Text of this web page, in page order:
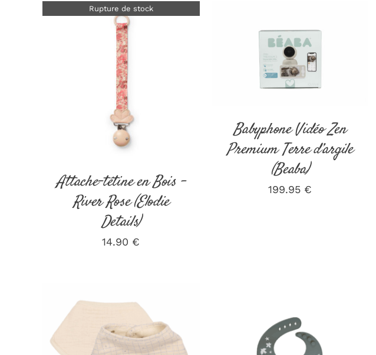
Rupture de stock
DÉTAILS
Attache-tétine en Bois –
River Rose (Elodie
Details)
14.90 €
AJOUTER AU PANIER
DÉTAILS
Babyphone Vidéo Zen
Premium Terre d’argile
(Beaba)
199.95 €